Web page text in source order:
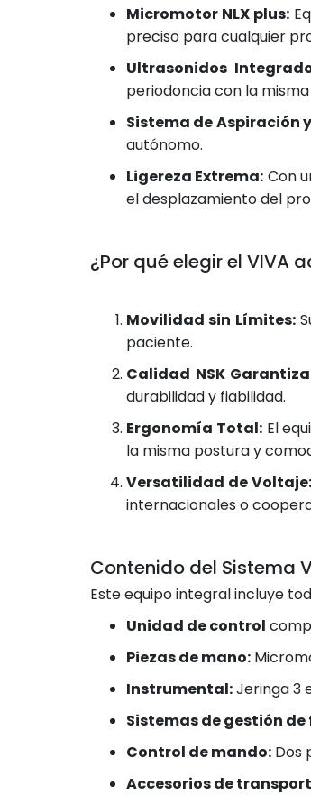
Micromotor NLX plus:
preciso para cualquier
Ultrasonidos
periodoncia con la
Sistema de Aspiración
autónomo.
Ligereza Extrema: Con
el desplazamiento del
¿Por qué elegir el VIVA
Movilidad sin Límites:
paciente.
Calidad NSK
durabilidad y fiabilidad.
Ergonomía Total:El
la misma postura y
Versatilidad de Voltaje:
internacionales o
Contenido del Sistema
Este equipo integral incluye
Unidad de control
Piezas de mano:
Instrumental:Jeringa 3
Sistemas de gestión
Control de mando: Dos
Accesorios de